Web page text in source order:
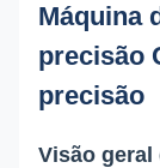
Máquina
precisão
precisão
Visão